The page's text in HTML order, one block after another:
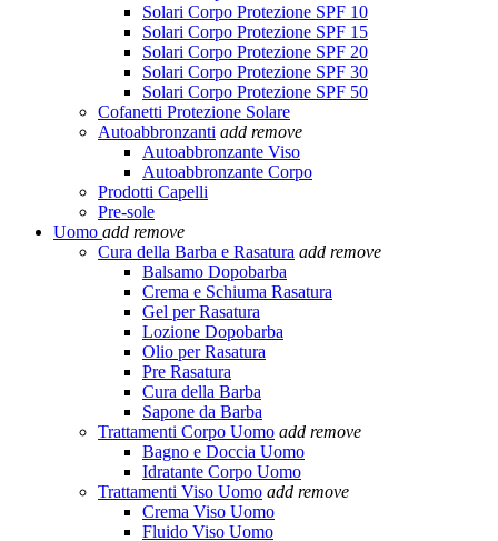
Solari Corpo Protezione SPF 10
Solari Corpo Protezione SPF 15
Solari Corpo Protezione SPF 20
Solari Corpo Protezione SPF 30
Solari Corpo Protezione SPF 50
Cofanetti Protezione Solare
Autoabbronzanti add remove
Autoabbronzante Viso
Autoabbronzante Corpo
Prodotti Capelli
Pre-sole
Uomo add remove
Cura della Barba e Rasatura add remove
Balsamo Dopobarba
Crema e Schiuma Rasatura
Gel per Rasatura
Lozione Dopobarba
Olio per Rasatura
Pre Rasatura
Cura della Barba
Sapone da Barba
Trattamenti Corpo Uomo add remove
Bagno e Doccia Uomo
Idratante Corpo Uomo
Trattamenti Viso Uomo add remove
Crema Viso Uomo
Fluido Viso Uomo